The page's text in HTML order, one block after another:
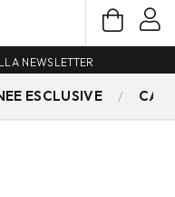
NEWSLETTER
ESCLUSIVE